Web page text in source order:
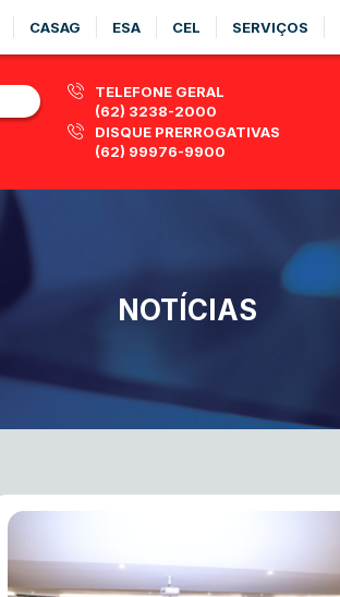
CASAG ESA CEL SERVIÇOS
TELEFONE GERAL
(62) 3238-2000
DISQUE PRERROGATIVAS
(62) 99976-9900
NOTÍCIAS